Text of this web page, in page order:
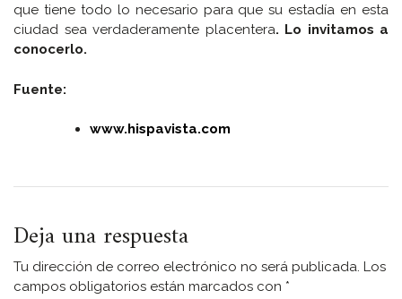
que tiene todo lo necesario para que su estadía en esta
ciudad sea verdaderamente placentera. Lo invitamos a
conocerlo.
Fuente:
www.hispavista.com
Deja una respuesta
Tu dirección de correo electrónico no será publicada. Los
campos obligatorios están marcados con *